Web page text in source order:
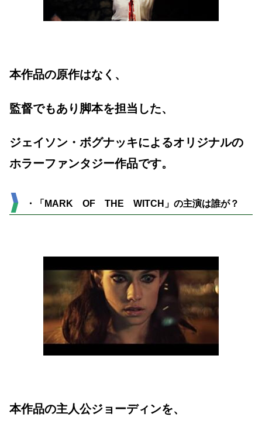
本作品の原作はなく、
監督でもあり脚本を担当した、
ジェイソン・ボグナッキによるオリジナルの
ホラーファンタジー作品です。
・「MARK OF THE WITCH」の主演は誰が？
本作品の主人公ジョーディンを、